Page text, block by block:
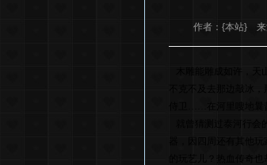
作者：{本站}
不克不及去那边敲冰
的玩艺儿？热血传奇